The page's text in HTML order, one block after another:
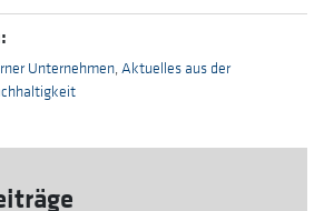
Unternehmen,Aktuelles aus der